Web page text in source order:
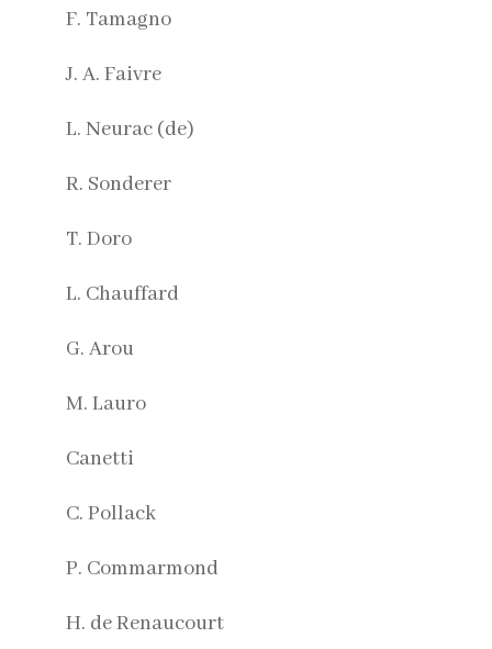
F. Tamagno
J. A. Faivre
L. Neurac (de)
R. Sonderer
T. Doro
L. Chauffard
G. Arou
M. Lauro
Canetti
C. Pollack
P. Commarmond
H. de Renaucourt